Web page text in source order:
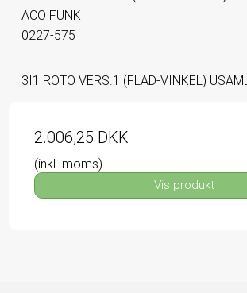
ACO FUNKI
0227-575
3I1 ROTO VERS.1 (FLAD-VINKEL)
2.006,25 DKK
(inkl. moms)
Vis produkt